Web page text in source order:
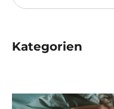
Kategorien